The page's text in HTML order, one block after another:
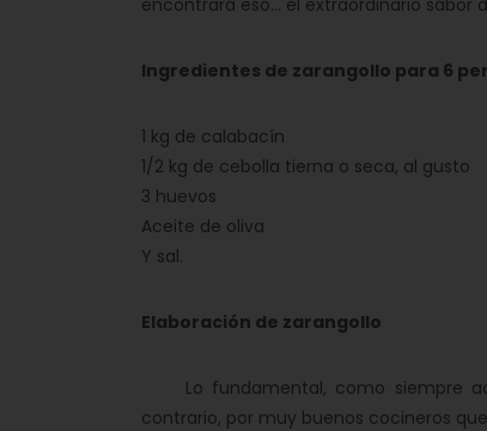
encontrará eso... el extraordinario sabor
Ingredientes de zarangollo para 6
1 kg de calabacín
1/2 kg de cebolla tierna o seca, al gusto
3 huevos
Aceite de oliva
Y sal.
Elaboración de zarangollo
Lo fundamental, como siempre
contrario, por muy buenos cocineros